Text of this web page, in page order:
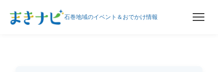
石巻地域のイベント＆おでかけ情報